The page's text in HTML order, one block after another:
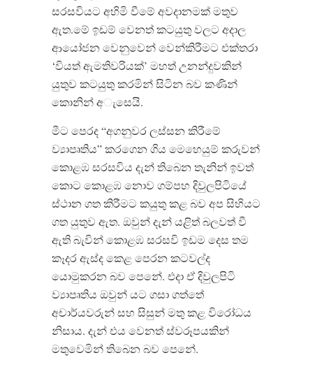
සරසවියට අහිමි වීමේ අවදානමක් මතුව
ඇත.මේ ඉඩම් වෙනත් කටයුතු වලට අදාල
ආයෝජන වෙනුවෙන් වෙන්කිරීමට එක්තරා
‘වියත් ඇමතිවරියක්’ මහත් උනන්දුවකින්
යුතුව කටයුතු කරමින් සිටින බව කණින්
කොනින් අැසෙයි.
මීට පෙරද “අගනුවර ලස්සන කිරීමේ
ව්‍යාපෘතිය” කරගෙන ගිය මෙහෙයුම් කරුවන්
කොළඹ සරසවිය දැන් තිබෙන තැනින් ඉවත්
කොට කොළඹ නොව ගම්පහ දිවුලපිටියේ
ස්ථාන ගත කිරීමට කයුතු කළ බව අප සිහියට
ගත යුතුව ඇත. ඔවුන් දැන් යළිත් බලවත් වී
ඇති බැවින් කොළඹ සරසවි ඉඩම දෙස තම
කෑදර ඇස්ද කෙළ පෙරන කටවල්ද
යොමුකරන බව පෙනේ. එදා ඒ දිවුලපිටි
ව්‍යාපෘතිය ඔවුන් යට ගසා ගත්තේ
අචාර්යවරුන් සහ සිසුන් මතු කළ විරෝධය
නිසාය. දැන් එය වෙනත් ස්වරූපයකින්
මතුවෙමින් තිබෙන බව පෙනේ.